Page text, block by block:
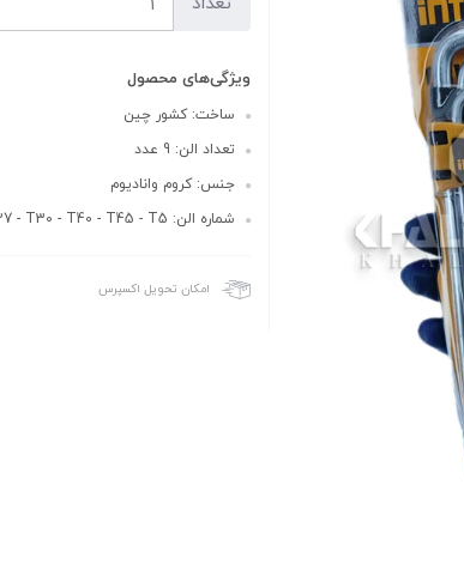
ویژگی‌های محصول
ساخت: کشور چین
تعداد الن: 9 عدد
جنس: کروم وانادیوم
شماره الن: T10 - T15 - T20 - T25 - T27 - T30 - T40 - T45 - T5...
امکان تحویل اکسپرس